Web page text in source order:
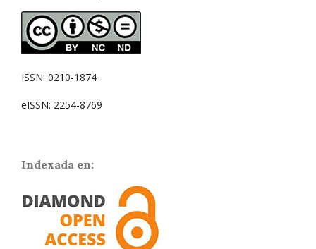
ISSN: 0210-1874
eISSN: 2254-8769
Indexada en: